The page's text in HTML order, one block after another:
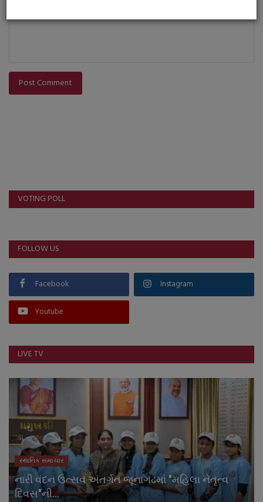
Post Comment
VOTING POLL
FOLLOW US
Facebook Instagram
Youtube
LIVE TV
સ્થાનિક સમાચાર
નારી વંદન ઉત્સવ અંતર્ગત જૂનાગઢમાં "મહિલા નેતૃત્વ
દિવસ"ની...